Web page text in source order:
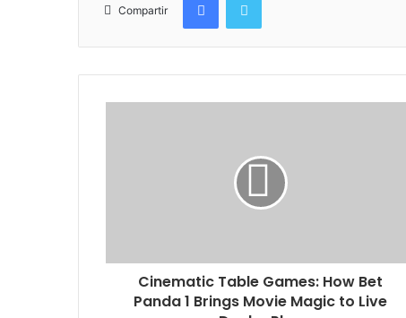
Compartir
Cinematic Table Games: How Bet
Panda 1 Brings Movie Magic to Live